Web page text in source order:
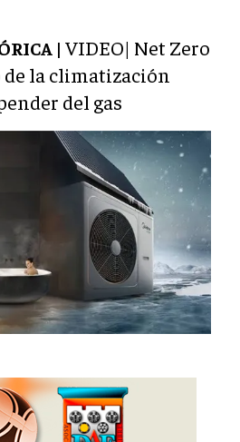
| VIDEO| Net Zero
la climatización
del gas